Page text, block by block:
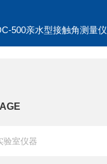
500亲水型接触角测量仪